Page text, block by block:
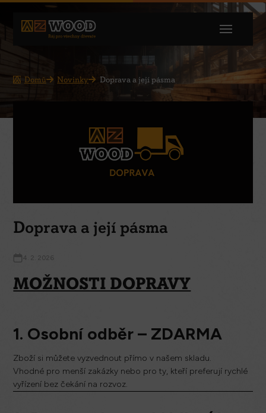
Domů Novinky Doprava a její pásma
Doprava a její pásma
4. 2. 2026
MOŽNOSTI DOPRAVY
1. Osobní odběr – ZDARMA
Zboží si můžete vyzvednout přímo v našem skladu.
Vhodné pro menší zakázky nebo pro ty, kteří preferují rychlé
vyřízení bez čekání na rozvoz.